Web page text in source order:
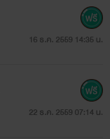
16 ธ.ค. 2559 14:35 น.
22 ธ.ค. 2559 07:14 น.